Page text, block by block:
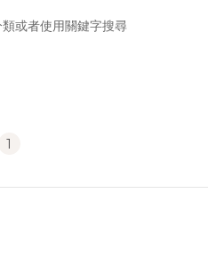
或者使用關鍵字搜尋
1